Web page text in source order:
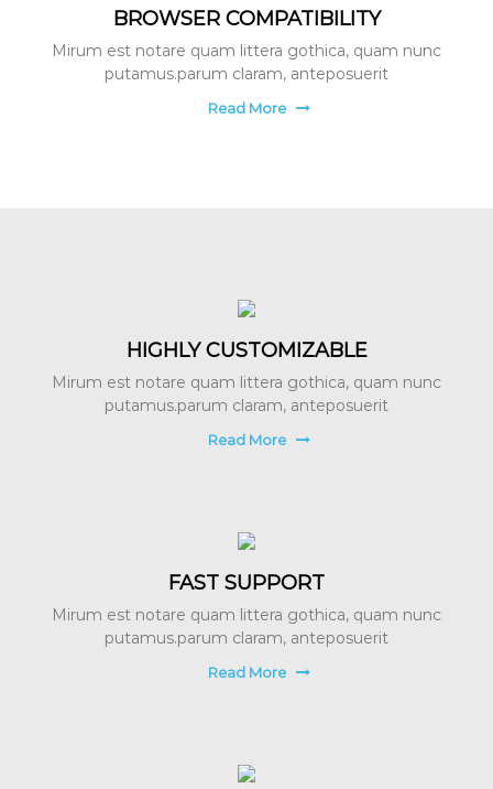
BROWSER COMPATIBILITY
Mirum est notare quam littera gothica, quam nunc
putamus.parum claram, anteposuerit
Read More
HIGHLY CUSTOMIZABLE
Mirum est notare quam littera gothica, quam nunc
putamus.parum claram, anteposuerit
Read More
FAST SUPPORT
Mirum est notare quam littera gothica, quam nunc
putamus.parum claram, anteposuerit
Read More